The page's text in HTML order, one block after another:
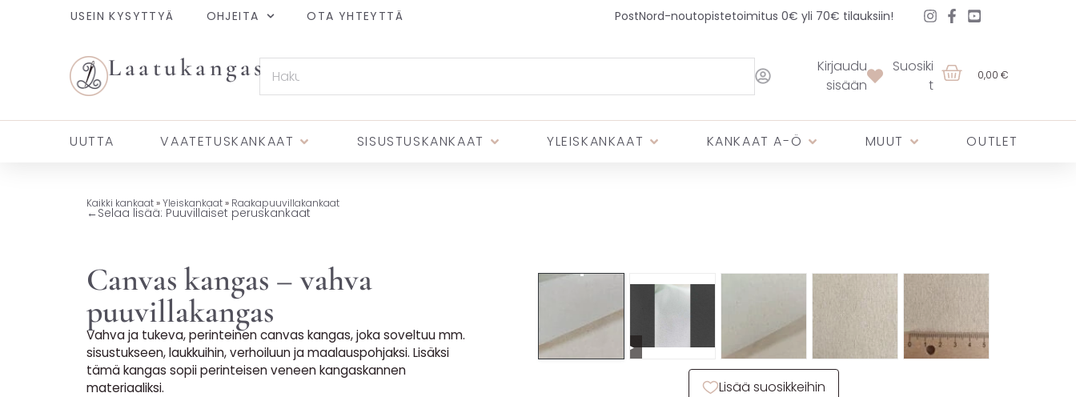
USEIN KYSYTTYÄ OHJEITA OTA YHTEYTTÄ PostNord-noutopistetoimitus 0€ yli 70€ tilauksiin!
Laatukangas
Kirjaudu
sisään
Suosiki
t
0,00 €
UUTTA VAATETUSKANKAAT SISUSTUSKANKAAT YLEISKANKAAT KANKAAT A-Ö MUUT OUTLET
Kaikki kankaat»Yleiskankaat» Raakapuuvillakankaat
←Selaa lisää: Puuvillaiset peruskankaat
Canvas kangas – vahva
puuvillakangas
Vahva ja tukeva, perinteinen canvas kangas, joka soveltuu mm.
sisustukseen, laukkuihin, verhoiluun ja maalauspohjaksi. Lisäksi
tämä kangas sopii perinteisen veneen kangaskannen
materiaaliksi.
▶
Lisää suosikkeihin